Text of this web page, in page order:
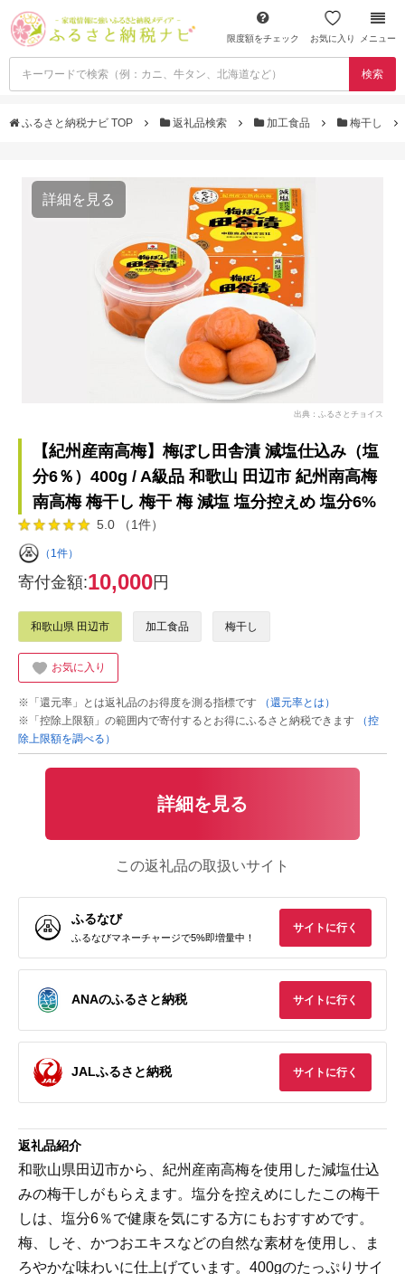
限度額をチェック お気に入り メニュー
検索
ふるさと納税ナビ TOP 返礼品検索 加工食品 梅干し
詳細を見る
出典：ふるさとチョイス
【紀州産南高梅】梅ぼし田舎漬 減塩仕込み（塩
分6％）400g / A級品 和歌山 田辺市 紀州南高梅
南高梅 梅干し 梅干 梅 減塩 塩分控えめ 塩分6%
5.0 （1件）
（1件）
寄付金額:10,000円
和歌山県 田辺市 加工食品 梅干し
お気に入り
※「還元率」とは返礼品のお得度を測る指標です
（還元率とは）
※「控除上限額」の範囲内で寄付するとお得にふるさと納税できます
（控
除上限額を調べる）
詳細を見る
この返礼品の取扱いサイト
ふるなび
ふるなびマネーチャージで5%即増量中！
サイトに行く
ANAのふるさと納税 サイトに行く
JALふるさと納税 サイトに行く
返礼品紹介
和歌山県田辺市から、紀州産南高梅を使用した減塩仕込
みの梅干しがもらえます。塩分を控えめにしたこの梅干
しは、塩分6％で健康を気にする方にもおすすめです。
梅、しそ、かつおエキスなどの自然な素材を使用し、ま
ろやかな味わいに仕上げています。400gのたっぷりサイ